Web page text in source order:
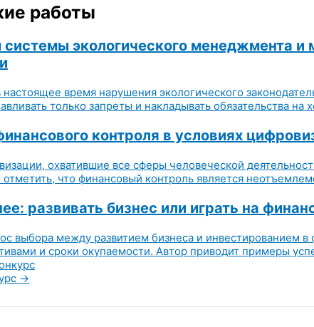
работы
экологического менеджмента
время нарушения экологического
только запреты и накладывать обязательства
контроля в условиях
охватившие все сферы человеческой
что финансовый контроль является
развивать бизнес или играть на
выбора между развитием бизнеса и
и сроки окупаемости. Автор приводит примеры
→